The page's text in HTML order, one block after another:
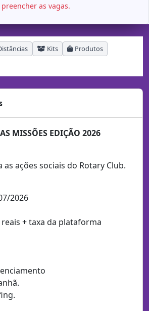
preencher as vagas.
Kits
Produtos
MISSÕES EDIÇÃO 2026
as ações sociais do Rotary Club.
2026
+ taxa da plataforma